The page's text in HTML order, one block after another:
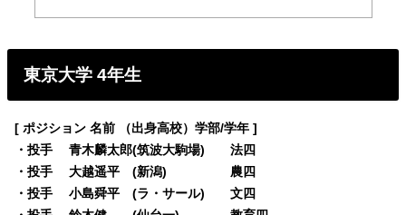
東京大学 4年生
[ ポジション 名前 （出身高校）学部/学年 ]
・投手 青木麟太郎(筑波大駒場) 法四
・投手 大越遥平 (新潟) 農四
・投手 小島舜平 (ラ・サール) 文四